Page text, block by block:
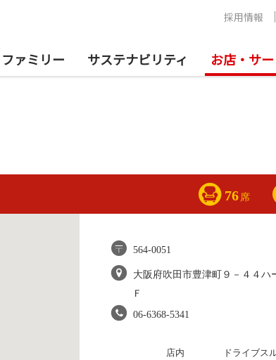
ファミリー サステナビリティ お店・サ
採用情報
76 席
564-0051
大阪府吹田市豊津町９－４４ハ
Ｆ
06-6368-5341
店内 ドライブス